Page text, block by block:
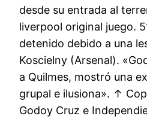
desde su entrada al
liverpool original juego.
detenido debido a una
Koscielny (Arsenal).
a Quilmes, mostró una
grupal e ilusiona». ↑
Godoy Cruz e